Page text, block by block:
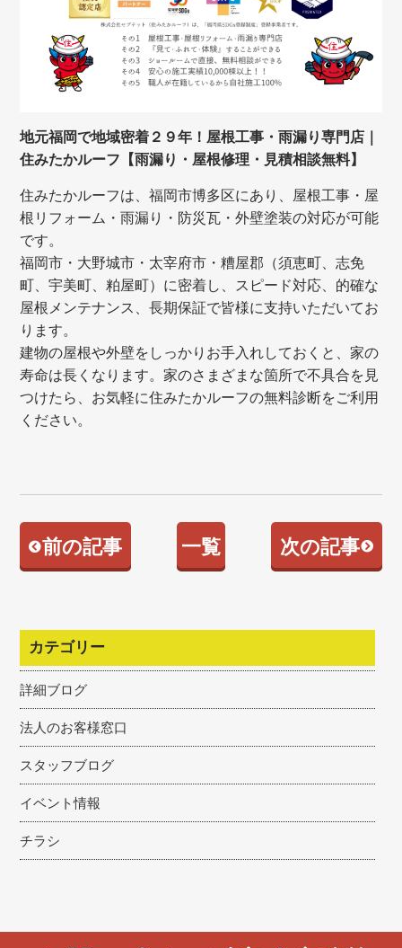
地元福岡で地域密着２９年！屋根工事・雨漏り専門店｜
住みたかルーフ【雨漏り・屋根修理・見積相談無料】
住みたかルーフは、福岡市博多区にあり、屋根工事・屋
根リフォーム・雨漏り・防災瓦・外壁塗装の対応が可能
です。
福岡市・大野城市・太宰府市・糟屋郡（須恵町、志免
町、宇美町、粕屋町）に密着し、スピード対応、的確な
屋根メンテナンス、長期保証で皆様に支持いただいてお
ります。
建物の屋根や外壁をしっかりお手入れしておくと、家の
寿命は長くなります。家のさまざまな箇所で不具合を見
つけたら、お気軽に住みたかルーフの無料診断をご利用
ください。
前の記事 一覧 次の記事
カテゴリー
詳細ブログ
法人のお客様窓口
スタッフブログ
イベント情報
チラシ